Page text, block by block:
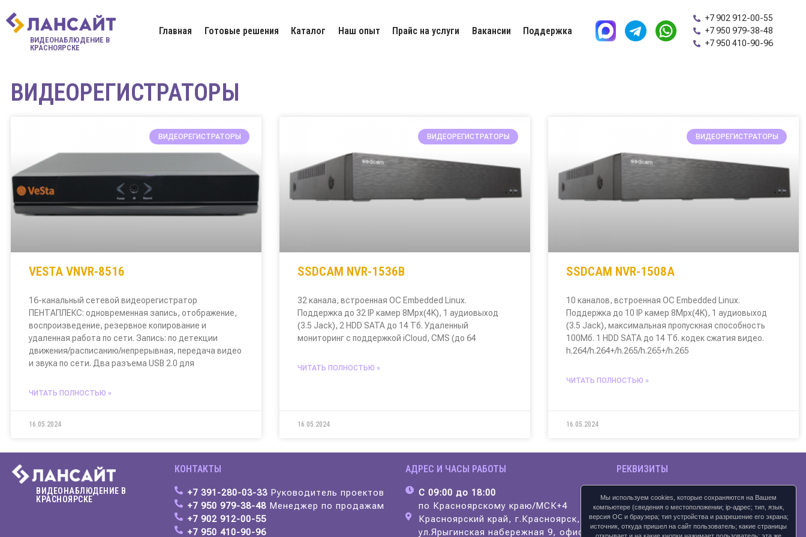
ВИДЕОНАБЛЮДЕНИЕ В
КРАСНОЯРСКЕ
Главная Готовые решения Каталог Наш опыт Прайс на услуги Вакансии Поддержка
+7 902 912-00-55
+7 950 979-38-48
+7 950 410-90-96
ВИДЕОРЕГИСТРАТОРЫ
ВИДЕОРЕГИСТРАТОРЫ
VESTA VNVR-8516
16-канальный сетевой видеорегистратор
ПЕНТАПЛЕКС: одновременная запись, отображение,
воспроизведение, резервное копирование и
удаленная работа по сети. Запись: по детекции
движения/расписанию/непрерывная, передача видео
и звука по сети. Два разъема USB 2.0 для
ЧИТАТЬ ПОЛНОСТЬЮ »
16.05.2024
ВИДЕОРЕГИСТРАТОРЫ
SSDCAM NVR-1536B
32 канала, встроенная ОС Embedded Linux.
Поддержка до 32 IP камер 8Mpx(4K), 1 аудиовыход
(3.5 Jack), 2 HDD SATA до 14 Тб. Удаленный
мониторинг с поддержкой iCloud, CMS (до 64
ЧИТАТЬ ПОЛНОСТЬЮ »
16.05.2024
ВИДЕОРЕГИСТРАТОРЫ
SSDCAM NVR-1508A
10 каналов, встроенная ОС Embedded Linux.
Поддержка до 10 IP камер 8Mpx(4K), 1 аудиовыход
(3.5 Jack), максимальная пропускная способность
100Мб. 1 HDD SATA до 14 Тб. кодек сжатия видео.
h.264/h.264+/h.265/h.265+/h.265
ЧИТАТЬ ПОЛНОСТЬЮ »
16.05.2024
ВИДЕОНАБЛЮДЕНИЕ В
КРАСНОЯРСКЕ
КОНТАКТЫ
+7 391-280-03-33 Руководитель проектов
+7 950 979-38-48 Менеджер по продажам
+7 902 912-00-55
+7 950 410-90-96
АДРЕС И ЧАСЫ РАБОТЫ
С 09:00 до 18:00
по Красноярскому краю/МСК+4
Красноярский край, г.Красноярск,
ул.Ярыгинская набережная 9, офис 181
РЕКВИЗИТЫ
ИНН 245905968020
Мы используем cookies, которые сохраняются на Вашем
компьютере (сведения о местоположении; ip-адрес; тип, язык,
версия ОС и браузера; тип устройства и разрешение его экрана;
источник, откуда пришел на сайт пользователь; какие страницы